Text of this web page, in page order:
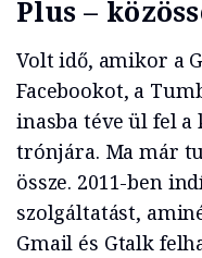
Plus –
Volt idő, amikor a
Facebookot, a
inasba téve ül fel
trónjára. Ma már
össze. 2011-ben
szolgáltatást,
Gmail és Gtalk